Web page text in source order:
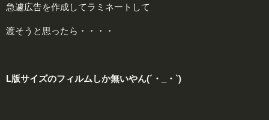
急遽広告を作成してラミネートして
渡そうと思ったら・・・・
L版サイズのフィルムしか無いやん(´・_・`)